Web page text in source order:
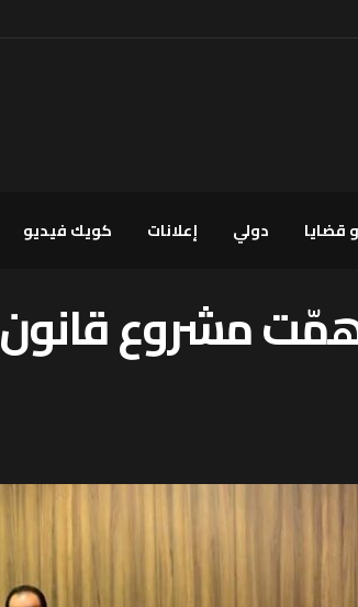
قضايا دولي إعلانات كويك فيديو
همّت مشروع قانون